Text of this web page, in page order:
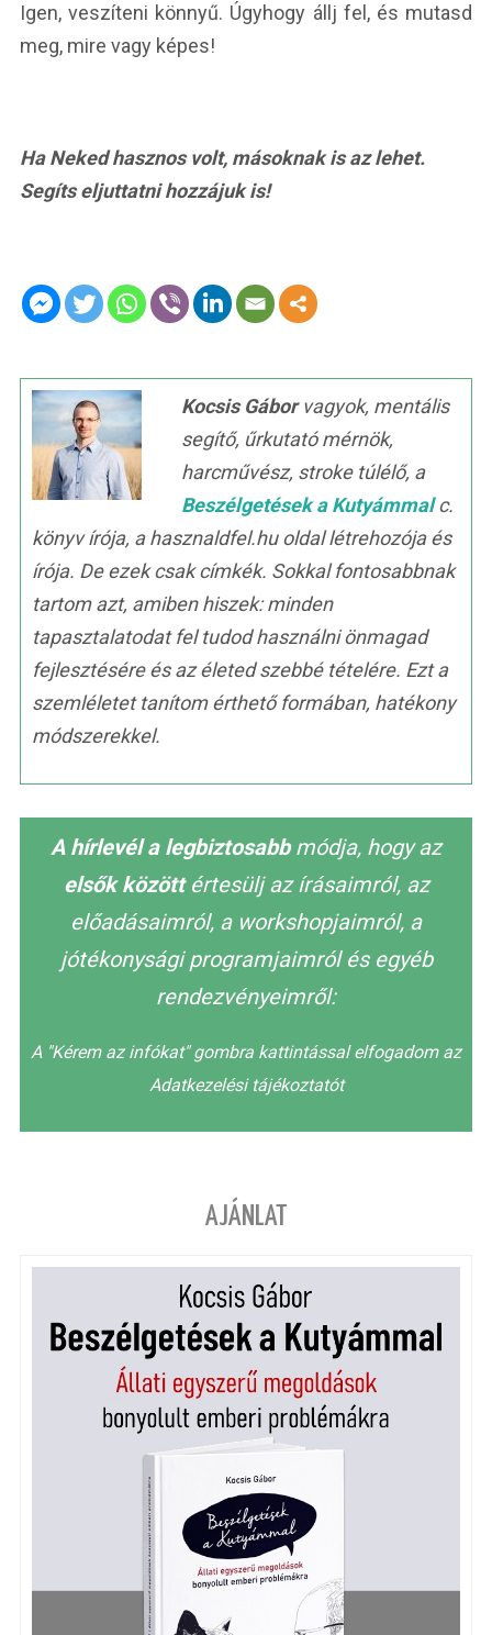
Igen, veszíteni könnyű. Úgyhogy állj fel, és mutasd
meg, mire vagy képes!
Ha Neked hasznos volt, másoknak is az lehet.
Segíts eljuttatni hozzájuk is!
Kocsis Gáborvagyok, mentális
segítő, űrkutató mérnök,
harcművész, stroke túlélő, a
Beszélgetések a Kutyámmalc.
könyv írója, a hasznaldfel.hu oldal létrehozója és
írója. De ezek csak címkék. Sokkal fontosabbnak
tartom azt, amiben hiszek: minden
tapasztalatodat fel tudod használni önmagad
fejlesztésére és az életed szebbé tételére. Ezt a
szemléletet tanítom érthető formában, hatékony
módszerekkel.
A hírlevél a legbiztosabbmódja, hogy az
elsők közöttértesülj az írásaimról, az
előadásaimról, a workshopjaimról, a
jótékonysági programjaimról és egyéb
rendezvényeimről:
A "Kérem az infókat" gombra kattintással elfogadom az
Adatkezelési tájékoztatót
AJÁNLAT